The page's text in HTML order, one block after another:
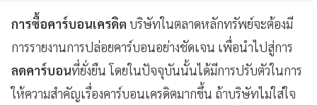
การซื้อคาร์บอนเครดิต บริษัทในตลาดหลักทรัพย์จะต้องมี
การรายงานการปล่อยคาร์บอนอย่างชัดเจน เพื่อนำไปสู่การ
ลดคาร์บอนที่ยั่งยืน โดยในปัจจุบันนั้นได้มีการปรับตัวในการ
ให้ความสำคัญเรื่องคาร์บอนเครดิตมากขึ้น ถ้าบริษัทไม่ใส่ใจ